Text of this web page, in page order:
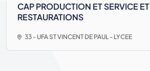
CAP PRODUCTION ET SERVICE ET
RESTAURATIONS
33 - UFA ST VINCENT DE PAUL - LYCEE